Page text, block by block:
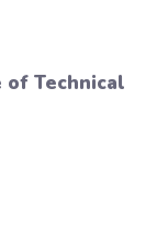
of Technical